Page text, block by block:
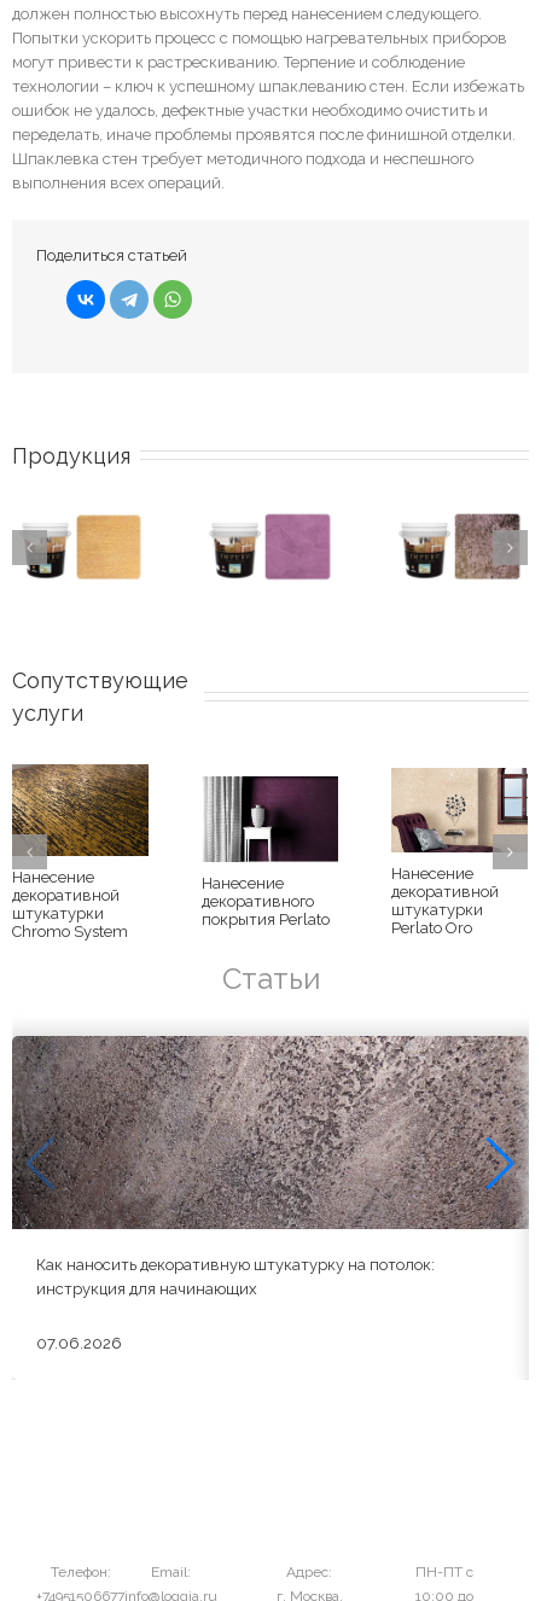
должен полностью высохнуть перед нанесением следующего.
Попытки ускорить процесс с помощью нагревательных приборов
могут привести к растрескиванию. Терпение и соблюдение
технологии – ключ к успешному шпаклеванию стен. Если избежать
ошибок не удалось, дефектные участки необходимо очистить и
переделать, иначе проблемы проявятся после финишной отделки.
Шпаклевка стен требует методичного подхода и неспешного
выполнения всех операций.
Поделиться статьей
Продукция
Сопутствующие
услуги
Нанесение
декоративной
штукатурки
Chromo System
Нанесение
декоративного
покрытия Perlato
Нанесение
декоративной
штукатурки
Perlato Oro
Статьи
Как наносить декоративную штукатурку на потолок:
инструкция для начинающих
07.06.2026
Телефон:
+74951506677
Email:
info@loggia.ru
Адрес:
г. Москва,
ПН-ПТ с
10:00 до